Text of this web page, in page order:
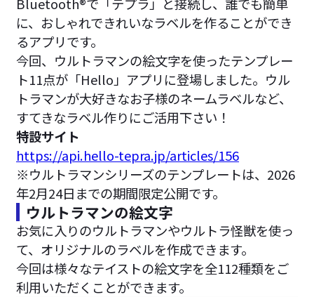
に、おしゃれできれいなラベルを作ることができ
るアプリです。
今回、ウルトラマンの絵文字を使ったテンプレー
ト11点が「Hello」アプリに登場しました。ウル
トラマンが大好きなお子様のネームラベルなど、
すてきなラベル作りにご活用下さい！
特設サイト
https://api.hello-tepra.jp/articles/156
※ウルトラマンシリーズのテンプレートは、2026
年2月24日までの期間限定公開です。
ウルトラマンの絵文字
お気に入りのウルトラマンやウルトラ怪獣を使っ
て、オリジナルのラベルを作成できます。
今回は様々なテイストの絵文字を全112種類をご
利用いただくことができます。